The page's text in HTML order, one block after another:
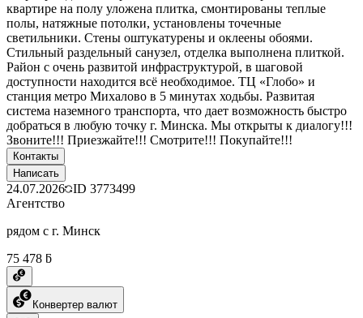
квартире на полу уложена плитка, смонтированы теплые
полы, натяжные потолки, установлены точечные
светильники. Стены оштукатурены и оклеены обоями.
Стильный раздельный санузел, отделка выполнена плиткой.
Район с очень развитой инфраструктурой, в шаговой
доступности находится всё необходимое. ТЦ «Глобо» и
станция метро Михалово в 5 минутах ходьбы. Развитая
система наземного транспорта, что дает возможность быстро
добраться в любую точку г. Минска. Мы открыты к диалогу!!!
Звоните!!! Приезжайте!!! Смотрите!!! Покупайте!!!
Контакты
Написать
24.07.2026 ID 3773499
Агентство
рядом с г. Минск
75 478 ƃ
Конвертер валют